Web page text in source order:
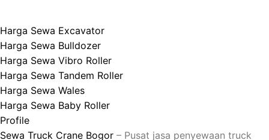
Harga Sewa Excavator
Harga Sewa Bulldozer
Harga Sewa Vibro Roller
Harga Sewa Tandem Roller
Harga Sewa Wales
Harga Sewa Baby Roller
Profile
Sewa Truck Crane Bogor – Pusat jasa penyewaan truck